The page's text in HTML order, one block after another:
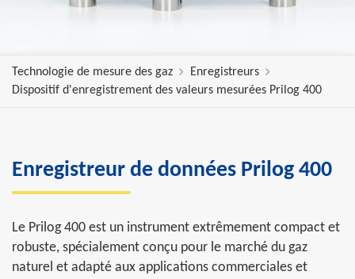
Technologie de mesure des gaz
Enregistreurs
Dispositif d'enregistrement des valeurs mesurées Prilog 400
Enregistreur de données Prilog 400
Le Prilog 400 est un instrument extrêmement compact et
robuste, spécialement conçu pour le marché du gaz
naturel et adapté aux applications commerciales et